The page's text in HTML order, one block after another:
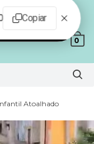
0
Atoalhado